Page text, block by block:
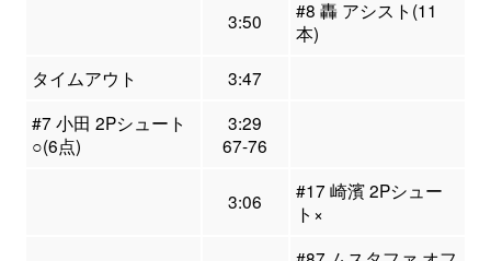
3:50
#8 轟 アシスト(11
本)
タイムアウト
3:47
#7 小田 2Pシュート
○(6点)
3:29
67-76
3:06
#17 崎濱 2Pシュー
ト×